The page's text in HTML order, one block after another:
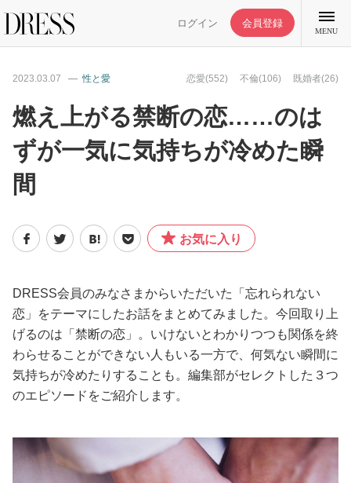
ログイン 会員登録
MENU
特集記事
ライフスタイル
ファッション
恋愛/結婚/離婚
美容/健康
妊娠/出産/家族
2023.03.07 性と愛 恋愛(552) 不倫(106) 既婚者(26)
燃え上がる禁断の恋……のは
ずが一気に気持ちが冷めた瞬
間
お気に入り
DRESS会員のみなさまからいただいた「忘れられない
恋」をテーマにしたお話をまとめてみました。今回取り上
げるのは「禁断の恋」。いけないとわかりつつも関係を終
わらせることができない人もいる一方で、何気ない瞬間に
気持ちが冷めたりすることも。編集部がセレクトした３つ
のエピソードをご紹介します。